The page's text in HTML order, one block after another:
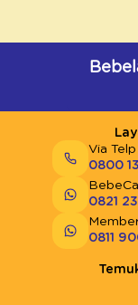
Via
0800
0821
0811